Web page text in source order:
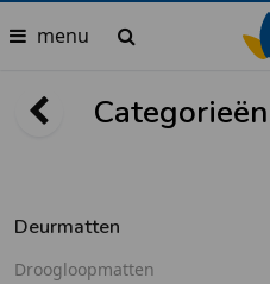
menu
Categorieën
Deurmatten
Droogloopmatten